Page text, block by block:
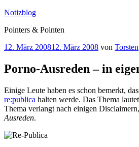
Zum
springen
Notizblog
Pointers & Pointen
Veröffentlicht
12. März 200812. März 2008 von Torsten
Porno-Ausreden – in
Einige Leute haben es schon bemerkt,
re:publica halten werde. Das Thema
Thema verlangt nach einigen
Ausreden.